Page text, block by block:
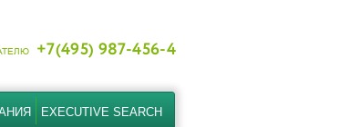
+7(495) 987-456-4
EXECUTIVE SEARCH